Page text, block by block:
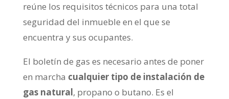
reúne los requisitos técnicos para una total
seguridad del inmueble en el que se
encuentra y sus ocupantes.
El boletín de gas es necesario antes de poner
en marcha cualquier tipo de instalación de
gas natural, propano o butano. Es el